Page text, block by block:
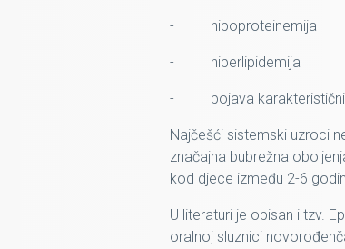
- hipoproteinemija
- hiperlipidemija
- pojava karakterističnih
Najčešći sistemski uzroci
značajna bubrežna
kod djece između 2-6
U literaturi je opisan i tzv.
oralnoj sluznici